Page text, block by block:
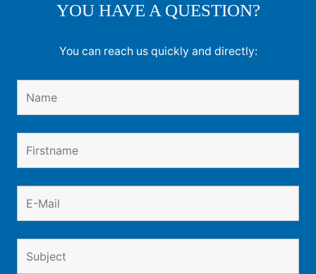
YOU HAVE A QUESTION?
You can reach us quickly and directly: